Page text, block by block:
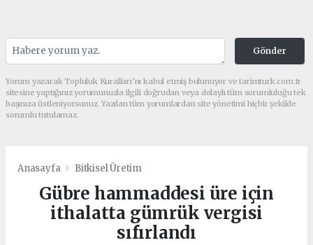
Gönder
Yorum yazarak Topluluk Kuralları’nı kabul etmiş bulunuyor ve tarimturk.com.tr
sitesine yaptığınız yorumunuzla ilgili doğrudan veya dolaylı tüm sorumluluğu tek
başınıza üstleniyorsunuz. Yazılan tüm yorumlardan site yönetimi hiçbir şekilde
sorumlu tutulamaz.
Anasayfa Bitkisel Üretim
Gübre hammaddesi üre için
ithalatta gümrük vergisi
sıfırlandı